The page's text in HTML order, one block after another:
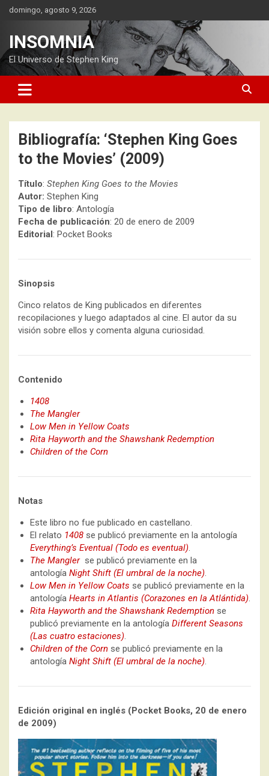
Saltardomingo, agosto 9, 2026
INSOMNIA
El Universo de Stephen King
Bibliografía: ‘Stephen King Goes
to the Movies’ (2009)
Título: Stephen King Goes to the Movies
Autor: Stephen King
Tipo de libro: Antología
Fecha de publicación: 20 de enero de 2009
Editorial: Pocket Books
Sinopsis
Cinco relatos de King publicados en diferentes
recopilaciones y luego adaptados al cine. El autor da su
visión sobre ellos y comenta alguna curiosidad.
Contenido
1408
The Mangler
Low Men in Yellow Coats
Rita Hayworth and the Shawshank Redemption
Children of the Corn
Notas
Este libro no fue publicado en castellano.
El relato 1408 se publicó previamente en la antología
Everything’s Eventual (Todo es eventual).
The Mangler se publicó previamente en la
antología Night Shift (El umbral de la noche).
Low Men in Yellow Coats se publicó previamente en la
antología Hearts in Atlantis (Corazones en la Atlántida).
Rita Hayworth and the Shawshank Redemption se
publicó previamente en la antología Different Seasons
(Las cuatro estaciones).
Children of the Corn se publicó previamente en la
antología Night Shift (El umbral de la noche).
Edición original en inglés (Pocket Books, 20 de enero
de 2009)